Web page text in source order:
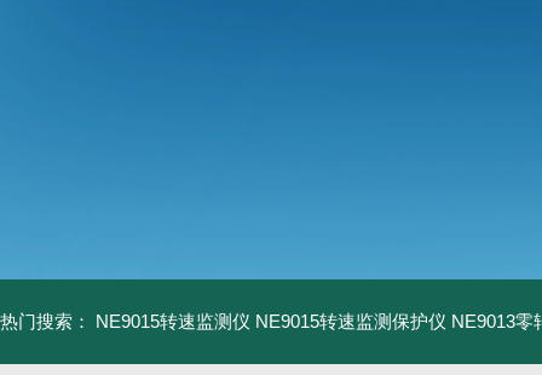
热门搜索： NE9015转速监测仪 NE9015转速监测保护仪 NE9013零